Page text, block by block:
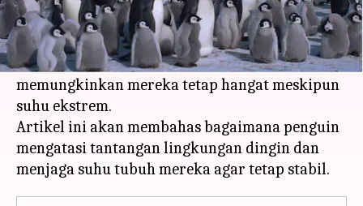
Penguin adalah burung yang dikenal dengan
kemampuannya bertahan hidup di iklim dingin.
Mereka memiliki adaptasi termal unik yang
memungkinkan mereka tetap hangat meskipun
suhu ekstrem.
Artikel ini akan membahas bagaimana penguin
mengatasi tantangan lingkungan dingin dan